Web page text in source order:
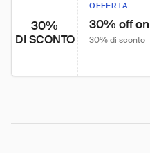
30%
DI SCONTO
OFFERTA
30% off
30% di sconto